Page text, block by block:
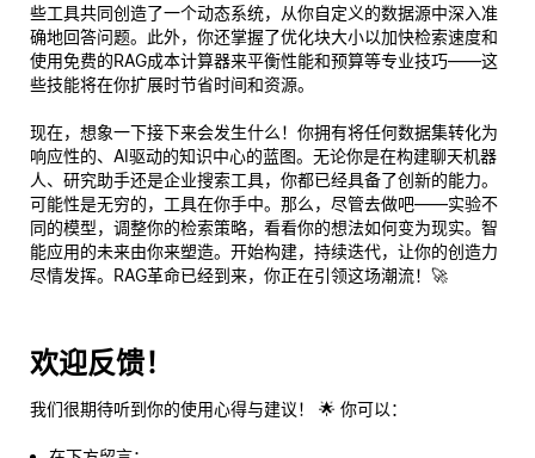
些工具共同创造了一个动态系统，从你自定义的数据源中深入准
确地回答问题。此外，你还掌握了优化块大小以加快检索速度和
使用免费的RAG成本计算器来平衡性能和预算等专业技巧——这
些技能将在你扩展时节省时间和资源。
现在，想象一下接下来会发生什么！你拥有将任何数据集转化为
响应性的、AI驱动的知识中心的蓝图。无论你是在构建聊天机器
人、研究助手还是企业搜索工具，你都已经具备了创新的能力。
可能性是无穷的，工具在你手中。那么，尽管去做吧——实验不
同的模型，调整你的检索策略，看看你的想法如何变为现实。智
能应用的未来由你来塑造。开始构建，持续迭代，让你的创造力
尽情发挥。RAG革命已经到来，你正在引领这场潮流！🚀
欢迎反馈！
我们很期待听到你的使用心得与建议！ 🌟 你可以：